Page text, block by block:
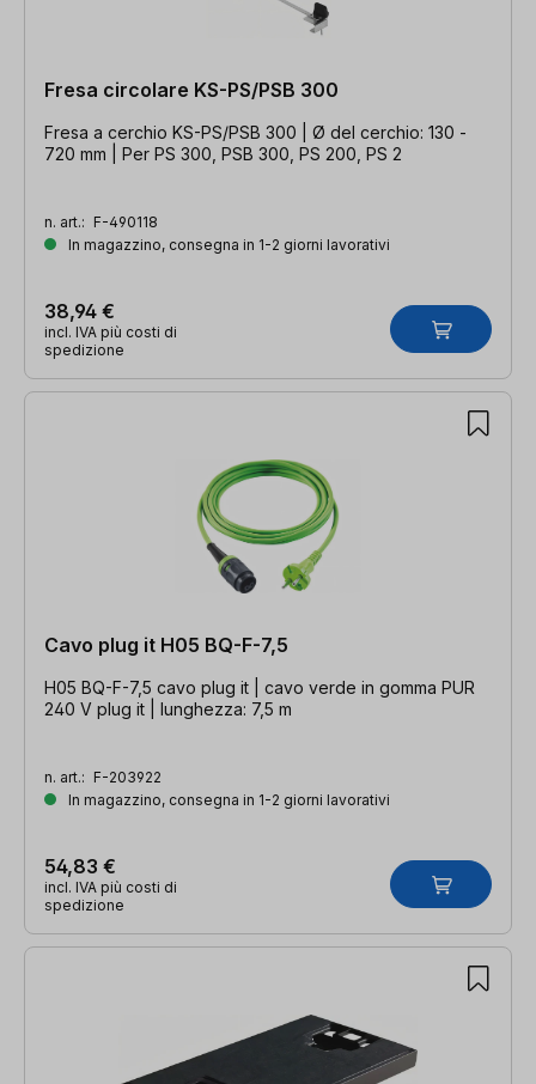
Fresa circolare KS-PS/PSB 300
Fresa a cerchio KS-PS/PSB 300 | Ø del cerchio: 130 -
720 mm | Per PS 300, PSB 300, PS 200, PS 2
n. art.: F-490118
In magazzino, consegna in 1-2 giorni lavorativi
38,94 €
incl. IVA più costi di
spedizione
Cavo plug it H05 BQ-F-7,5
H05 BQ-F-7,5 cavo plug it | cavo verde in gomma PUR
240 V plug it | lunghezza: 7,5 m
n. art.: F-203922
In magazzino, consegna in 1-2 giorni lavorativi
54,83 €
incl. IVA più costi di
spedizione